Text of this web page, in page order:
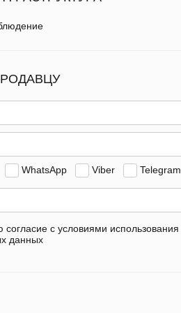
WhatsApp Viber Telegram
с условиями использования
данных